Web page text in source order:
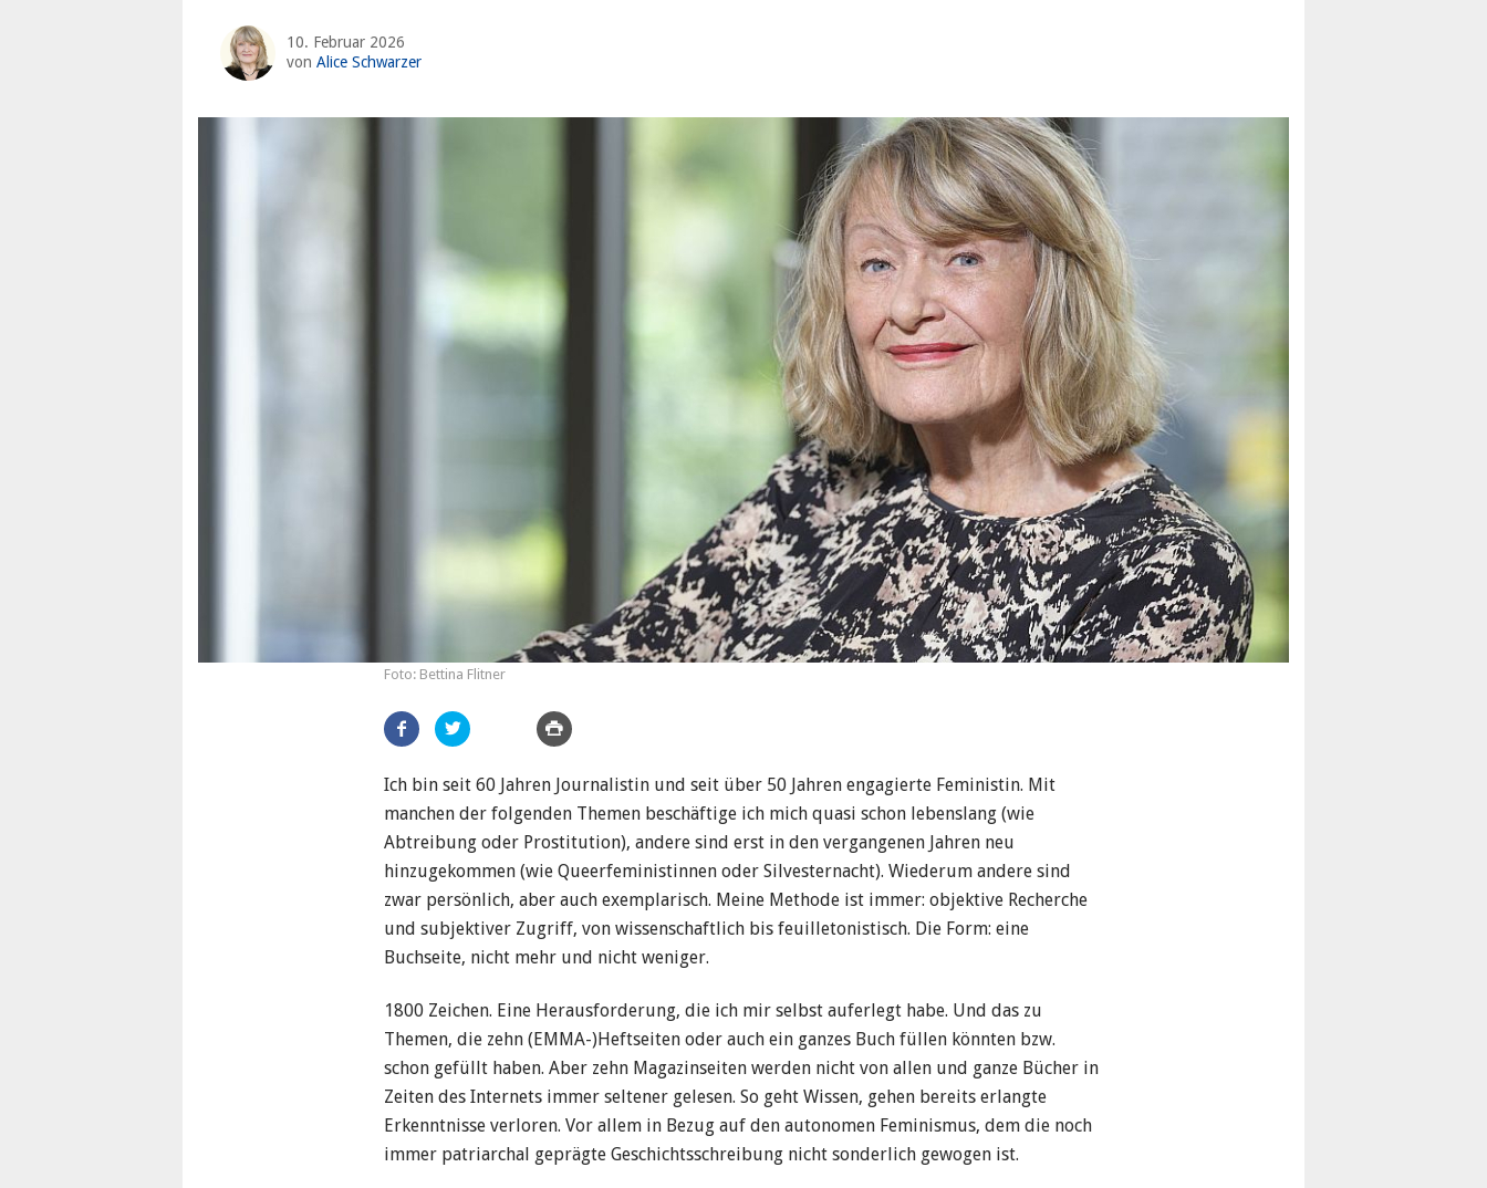
10. Februar 2026
von Alice Schwarzer
Foto: Bettina Flitner
Artikel
teilen
Ich bin seit 60 Jahren Journalistin und seit über 50 Jahren engagierte Feministin. Mit
manchen der folgenden Themen beschäftige ich mich quasi schon lebenslang (wie
Abtreibung oder Prostitution), andere sind erst in den vergangenen Jahren neu
hinzugekommen (wie Queerfeministinnen oder Silvesternacht). Wiederum andere sind
zwar persönlich, aber auch exemplarisch. Meine Methode ist immer: objektive Recherche
und subjektiver Zugriff, von wissenschaftlich bis feuilletonistisch. Die Form: eine
Buchseite, nicht mehr und nicht weniger.
1800 Zeichen. Eine Herausforderung, die ich mir selbst auferlegt habe. Und das zu
Themen, die zehn (EMMA-)Heftseiten oder auch ein ganzes Buch füllen könnten bzw.
schon gefüllt haben. Aber zehn Magazinseiten werden nicht von allen und ganze Bücher in
Zeiten des Internets immer seltener gelesen. So geht Wissen, gehen bereits erlangte
Erkenntnisse verloren. Vor allem in Bezug auf den autonomen Feminis­mus, dem die noch
immer patriarchal geprägte Geschichtsschreibung nicht sonderlich gewogen ist.